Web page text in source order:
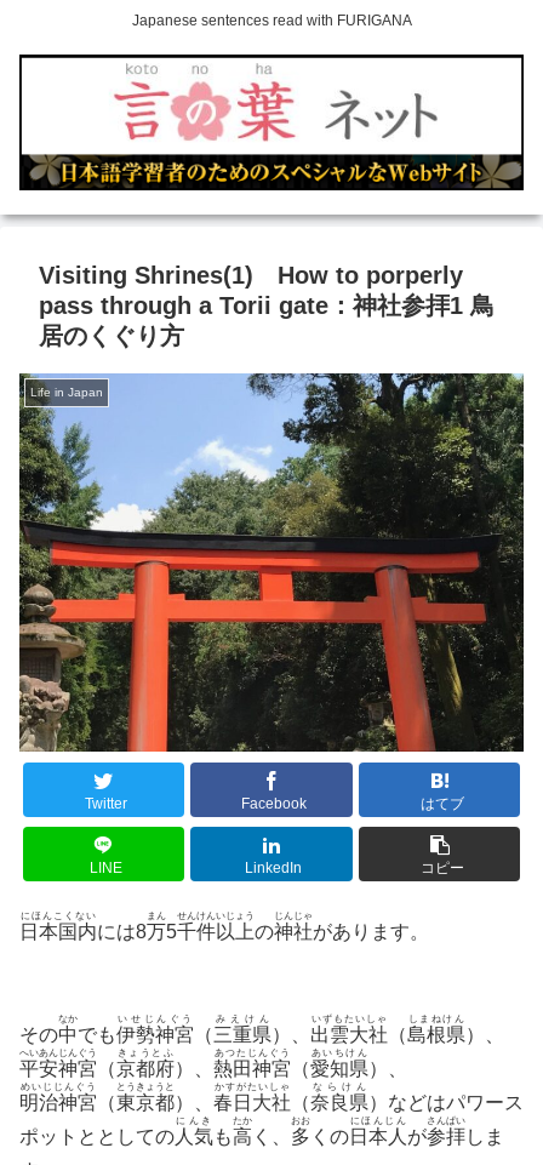
Japanese sentences read with FURIGANA
Visiting Shrines(1) How to porperly
pass through a Torii gate：神社参拝1 鳥
居のくぐり方
Life in Japan
Twitter Facebook はてブ
LINE LinkedIn コピー
日本国内
にほんこくない
には8万
まん
5千件
せんけん
以上
いじょう
の神社
じんじゃ
があります。
その中
なか
でも伊勢神宮
いせじんぐう
（三重県
みえけん
）、 出雲大社
いずもたいしゃ
（島根県
しまねけん
）、
平安神宮
へいあんじんぐう
（京都府
きょうとふ
）、 熱田神宮
あつたじんぐう
（愛知県
あいちけん
）、
明治神宮
めいじじんぐう
（東京都
とうきょうと
）、 春日大社
かすがたいしゃ
（奈良県
ならけん
）などはパワース
ポットととしての 人気
にんき
も高
たか
く、 多
おお
くの日本人
にほんじん
が参拝
さんぱい
しま